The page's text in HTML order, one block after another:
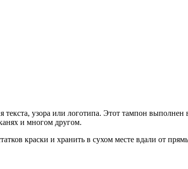
текста, узора или логотипа. Этот тампон
и многом другом.
краски и хранить в сухом месте вдали от